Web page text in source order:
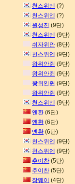
천스위엔 (?)
천스위엔 (?)
원성진 (9단)
천스위엔 (9단)
쉬자위안 (8단)
천스위엔 (9단)
왕위안쥔 (9단)
왕위안쥔 (9단)
왕위안쥔 (9단)
왕위안쥔 (9단)
천스위엔 (9단)
옌환 (6단)
옌환 (6단)
옌환 (6단)
천스위엔 (9단)
천스위엔 (9단)
추이찬 (5단)
추이찬 (5단)
장웨이 (4단)